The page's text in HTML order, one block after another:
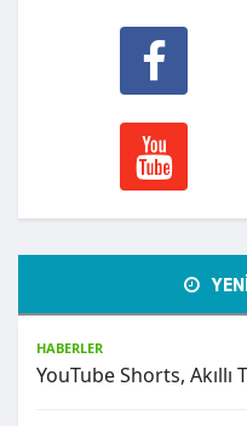
HABERLER
YouTube Shorts, Akıllı